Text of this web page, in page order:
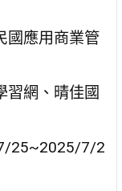
國應用商業管
習網、晴佳國
25~2025/7/2